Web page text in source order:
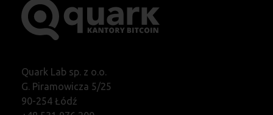
Quark Lab sp. z o.o.
G. Piramowicza 5/25
90-254 Łódź